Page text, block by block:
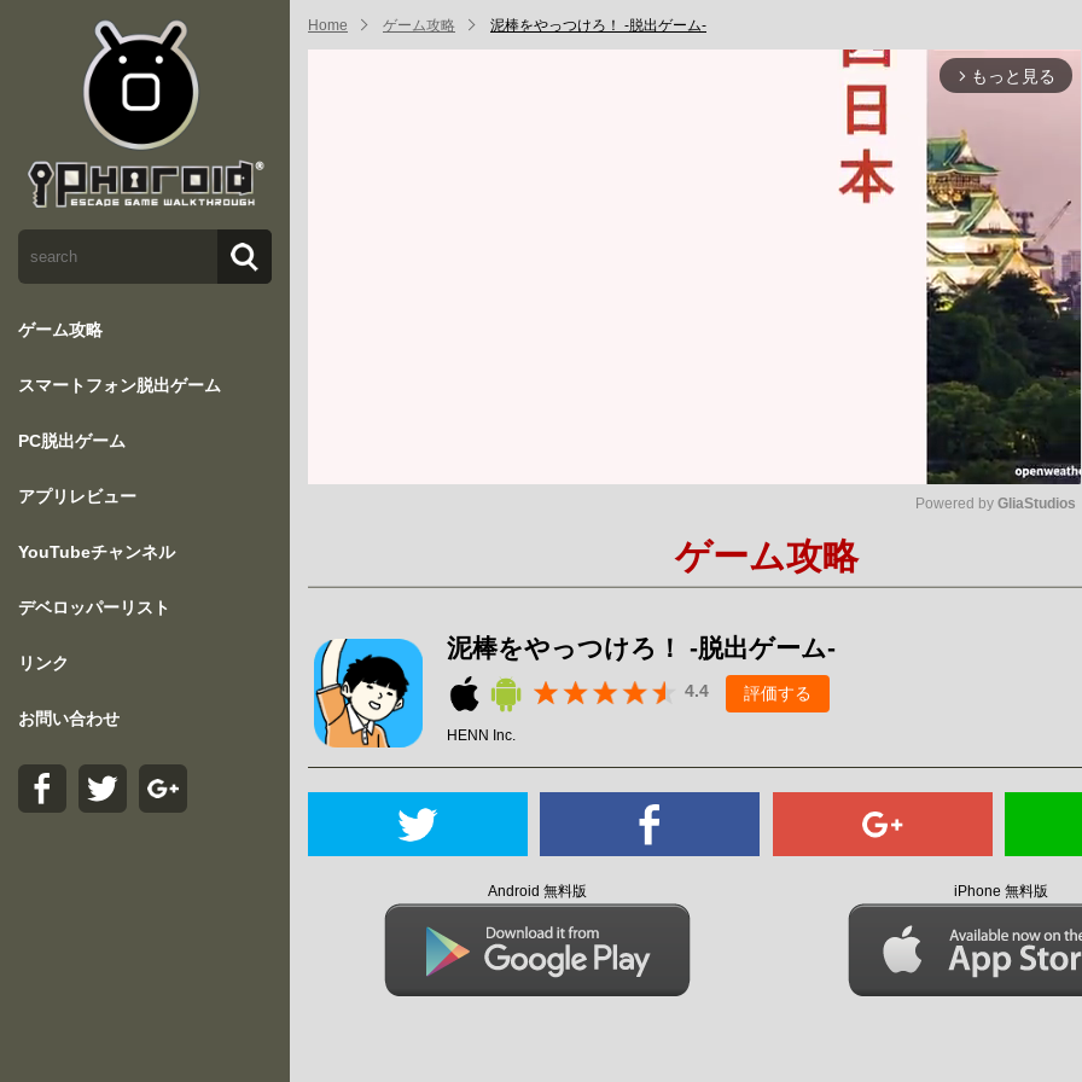
ゲーム攻略
スマートフォン脱出ゲーム
PC脱出ゲーム
アプリレビュー
YouTubeチャンネル
デベロッパーリスト
リンク
お問い合わせ
Home ゲーム攻略 泥棒をやっつけろ！ -脱出ゲーム-
arrow_forward_ios もっと見る
Powered by GliaStudios
ゲーム攻略
泥棒をやっつけろ！ -脱出ゲーム-
4.4 評価する
HENN Inc.
Android 無料版 iPhone 無料版